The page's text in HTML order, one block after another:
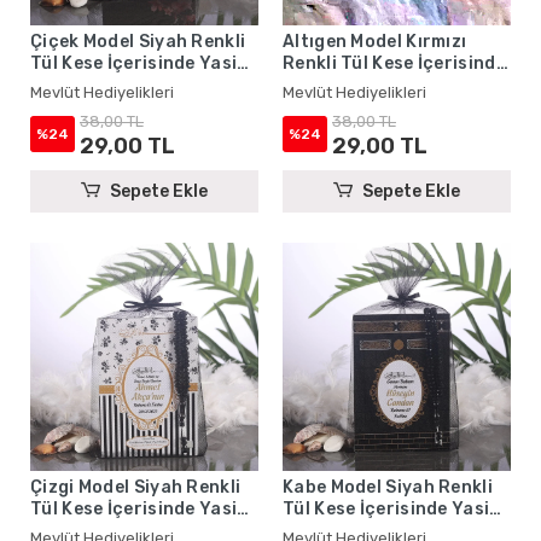
Çiçek Model Siyah Renkli
Tül Kese İçerisinde Yasin
Kitabı ve Tesbih - Mevlüt
Hediyelikleri
Mevlüt Hediyelikleri
%24
38,00 TL
29,00 TL
Sepete Ekle
Altıgen Model Kırmızı
Renkli Tül Kese İçerisinde
Yasin Kitabı ve Tesbih -
Mevlüt Hediyelikleri
Mevlüt Hediyelikleri
%24
38,00 TL
29,00 TL
Sepete Ekle
Çizgi Model Siyah Renkli
Tül Kese İçerisinde Yasin
Kitabı ve Tesbih - Mevlüt
Kabe Model Siyah Renkli
Tül Kese İçerisinde Yasin
Kitabı ve Tesbih - Mevlüt